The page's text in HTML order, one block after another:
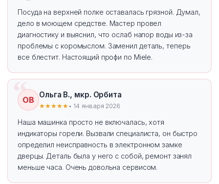
Посуда на верхней полке оставалась грязной. Думал,
дело в моющем средстве. Мастер провел
диагностику и выяснил, что ослаб напор воды из-за
проблемы с коромыслом. Заменил деталь, теперь
все блестит. Настоящий профи по Miele.
ОВ
Ольга В., мкр. Орбита
★★★★★ • 14 января 2026
Наша машинка просто не включалась, хотя
индикаторы горели. Вызвали специалиста, он быстро
определил неисправность в электронном замке
дверцы. Деталь была у него с собой, ремонт занял
меньше часа. Очень довольна сервисом.